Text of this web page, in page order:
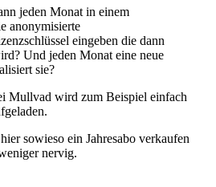
jeden Monat in einem
anonymisierte
eingeben die dann
Und jeden Monat eine neue
sie?
Mullvad wird zum Beispiel einfach
sowieso ein Jahresabo verkaufen
nervig.